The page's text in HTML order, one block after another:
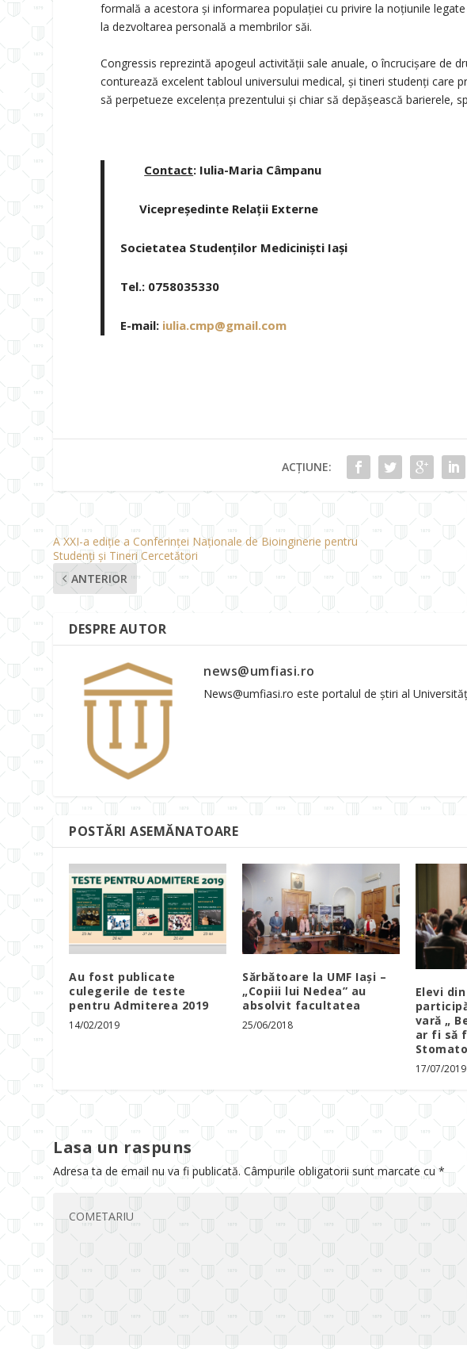
formală a acestora și informarea populației cu privire la noțiunile
la dezvoltarea personală a membrilor săi.
Congressis reprezintă apogeul activității sale anuale, o încrucișare de
conturează excelent tabloul universului medical, și tineri studenți care
să perpetueze excelența prezentului și chiar să depășească barierele,
Contact: Iulia-Maria Câmpanu
Vicepreședinte Relații Externe
Societatea Studenților Mediciniști Iași
Tel.: 0758035330
E-mail: iulia.cmp@gmail.com
ACȚIUNE:
A XXI-a ediție a Conferinței Naționale de Bioinginerie pentru
Studenți și Tineri Cercetători
ANTERIOR
DESPRE AUTOR
news@umfiasi.ro
News@umfiasi.ro este portalul de știri al
POSTĂRI ASEMĂNATOARE
Au fost publicate
culegerile de teste
pentru Admiterea 2019
14/02/2019
Sărbătoare la UMF Iași –
„Copiii lui Nedea” au
absolvit facultatea
25/06/2018
Elevi
vară „
ar fi să
17/07/2019
Lasa un raspuns
Adresa ta de email nu va fi publicată. Câmpurile obligatorii sunt marcate cu*